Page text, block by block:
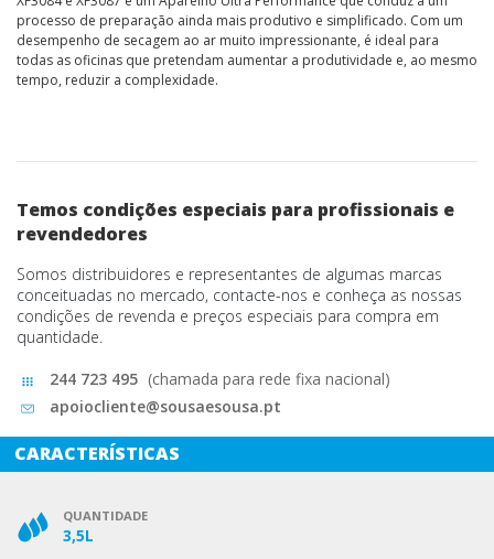
processo de preparação ainda mais produtivo e simplificado. Com um
desempenho de secagem ao ar muito impressionante, é ideal para
todas as oficinas que pretendam aumentar a produtividade e, ao mesmo
tempo, reduzir a complexidade.
Temos condições especiais para profissionais e
revendedores
Somos distribuidores e representantes de algumas marcas
conceituadas no mercado, contacte-nos e conheça as nossas
condições de revenda e preços especiais para compra em
quantidade.
244 723 495 (chamada para rede fixa nacional)
apoiocliente@sousaesousa.pt
CARACTERÍSTICAS
QUANTIDADE
3,5L